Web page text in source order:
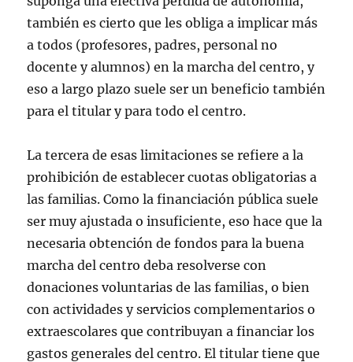
también es cierto que les obliga a implicar más
a todos (profesores, padres, personal no
docente y alumnos) en la marcha del centro, y
eso a largo plazo suele ser un beneficio también
para el titular y para todo el centro.
La tercera de esas limitaciones se refiere a la
prohibición de establecer cuotas obligatorias a
las familias. Como la financiación pública suele
ser muy ajustada o insuficiente, eso hace que la
necesaria obtención de fondos para la buena
marcha del centro deba resolverse con
donaciones voluntarias de las familias, o bien
con actividades y servicios complementarios o
extraescolares que contribuyan a financiar los
gastos generales del centro. El titular tiene que